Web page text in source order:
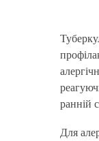
Туберкулінізація ВРХ – це запорука
ранній
Для